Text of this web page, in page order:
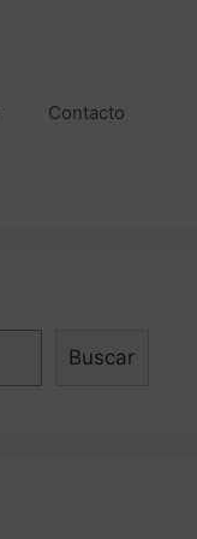
Contacto
Buscar